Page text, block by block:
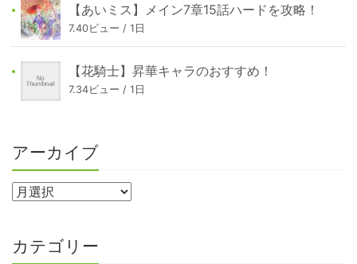
【あいミス】メイン7章15話ハードを攻略！
7.40ビュー / 1日
【花騎士】昇華キャラのおすすめ！
7.34ビュー / 1日
アーカイブ
カテゴリー